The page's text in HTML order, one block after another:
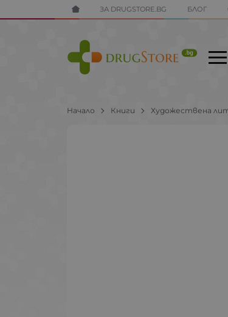
ЗА DRUGSTORE.BG БЛОГ
Начало Книги Художествена